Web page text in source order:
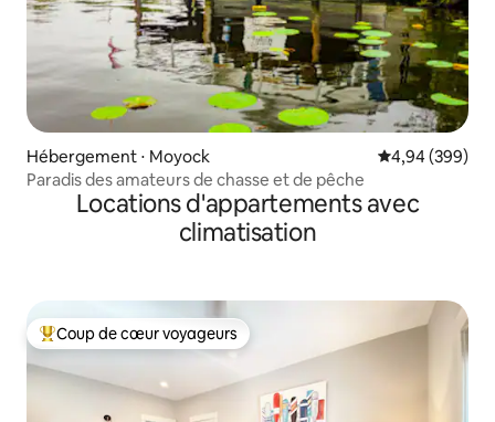
Hébergement ⋅ Moyock Évaluation
4,94 (399)
Paradis des amateurs de chasse et de pêche
Locations d'appartements avec
climatisation
Coups de cœur voyageurs les plus appréciés
Coup de cœur voyageurs